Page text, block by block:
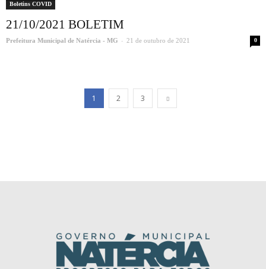
Boletins COVID
21/10/2021 BOLETIM
Prefeitura Municipal de Natércia - MG - 21 de outubro de 2021 0
1 2 3